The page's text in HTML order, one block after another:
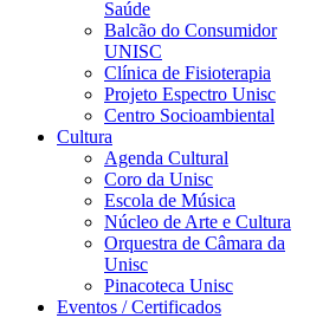
Saúde
Balcão do Consumidor
UNISC
Clínica de Fisioterapia
Projeto Espectro Unisc
Centro Socioambiental
Cultura
Agenda Cultural
Coro da Unisc
Escola de Música
Núcleo de Arte e Cultura
Orquestra de Câmara da
Unisc
Pinacoteca Unisc
Eventos / Certificados